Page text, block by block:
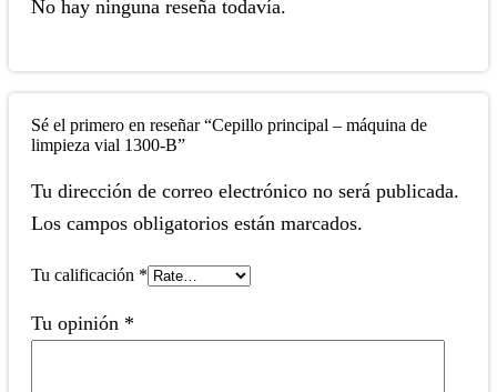
No hay ninguna reseña todavía.
Sé el primero en reseñar “Cepillo principal – máquina de
limpieza vial 1300-B”
Tu dirección de correo electrónico no será publicada.
Los campos obligatorios están marcados.
Tu calificación *
Tu opinión *